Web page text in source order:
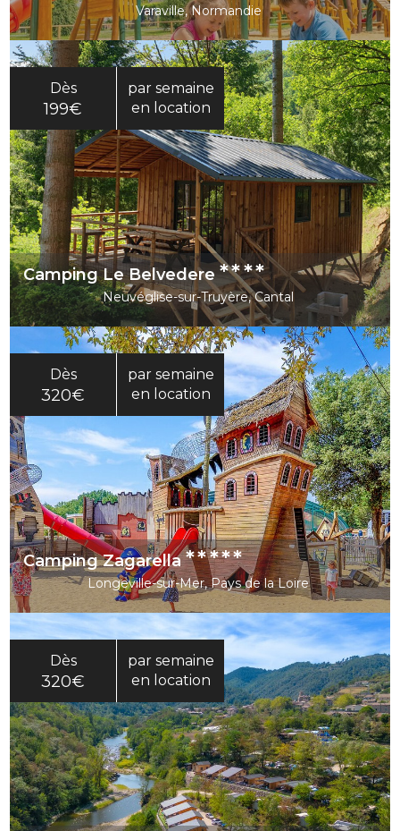
Varaville, Normandie
Dès
199€
par semaine
en location
Camping Le Belvedere****
Neuvéglise-sur-Truyère, Cantal
Dès
320€
par semaine
en location
Camping Zagarella*****
Longeville-sur-Mer, Pays de la Loire
Dès
320€
par semaine
en location